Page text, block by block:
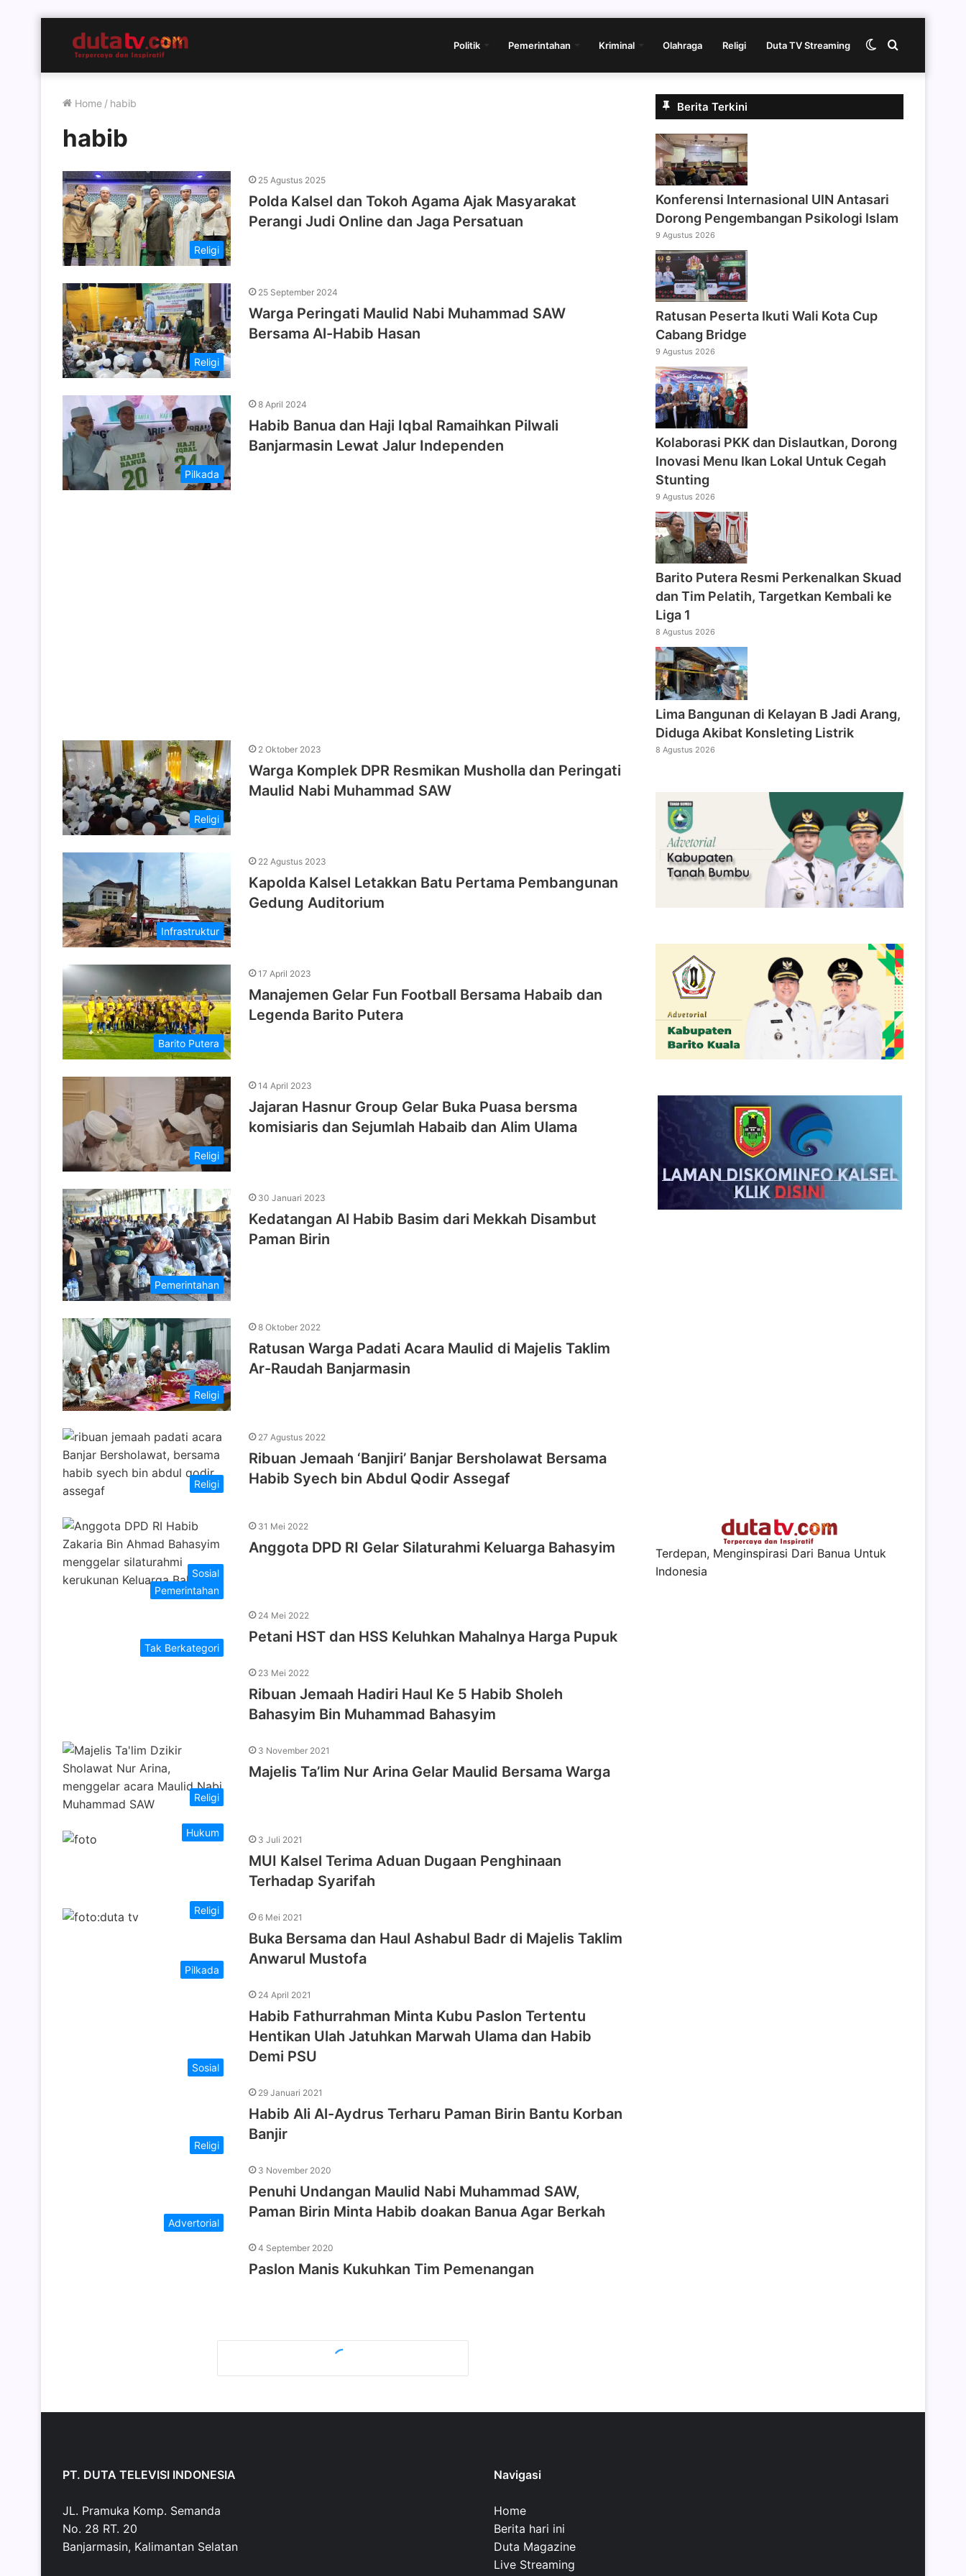
Politik Pemerintahan Kriminal Olahraga Religi Duta TV Streaming Cari
Switch
Home / habib
habib
Religi
25 Agustus 2025
Polda Kalsel dan Tokoh Agama Ajak Masyarakat
Perangi Judi Online dan Jaga Persatuan
Religi
25 September 2024
Warga Peringati Maulid Nabi Muhammad SAW
Bersama Al-Habib Hasan
Pilkada
8 April 2024
Habib Banua dan Haji Iqbal Ramaihkan Pilwali
Banjarmasin Lewat Jalur Independen
Religi
2 Oktober 2023
Warga Komplek DPR Resmikan Musholla dan Peringati
Maulid Nabi Muhammad SAW
Infrastruktur
22 Agustus 2023
Kapolda Kalsel Letakkan Batu Pertama Pembangunan
Gedung Auditorium
Barito Putera
17 April 2023
Manajemen Gelar Fun Football Bersama Habaib dan
Legenda Barito Putera
Religi
14 April 2023
Jajaran Hasnur Group Gelar Buka Puasa bersma
komisiaris dan Sejumlah Habaib dan Alim Ulama
Pemerintahan
30 Januari 2023
Kedatangan Al Habib Basim dari Mekkah Disambut
Paman Birin
Religi
8 Oktober 2022
Ratusan Warga Padati Acara Maulid di Majelis Taklim
Ar-Raudah Banjarmasin
Religi
27 Agustus 2022
Ribuan Jemaah ‘Banjiri’ Banjar Bersholawat Bersama
Habib Syech bin Abdul Qodir Assegaf
Sosial
31 Mei 2022
Anggota DPD RI Gelar Silaturahmi Keluarga Bahasyim
Pemerintahan
24 Mei 2022
Petani HST dan HSS Keluhkan Mahalnya Harga Pupuk
Tak Berkategori
23 Mei 2022
Ribuan Jemaah Hadiri Haul Ke 5 Habib Sholeh
Bahasyim Bin Muhammad Bahasyim
Religi
3 November 2021
Majelis Ta’lim Nur Arina Gelar Maulid Bersama Warga
Hukum
3 Juli 2021
MUI Kalsel Terima Aduan Dugaan Penghinaan
Terhadap Syarifah
Religi
6 Mei 2021
Buka Bersama dan Haul Ashabul Badr di Majelis Taklim
Anwarul Mustofa
Pilkada
24 April 2021
Habib Fathurrahman Minta Kubu Paslon Tertentu
Hentikan Ulah Jatuhkan Marwah Ulama dan Habib
Demi PSU
Sosial
29 Januari 2021
Habib Ali Al-Aydrus Terharu Paman Birin Bantu Korban
Banjir
Religi
3 November 2020
Penuhi Undangan Maulid Nabi Muhammad SAW,
Paman Birin Minta Habib doakan Banua Agar Berkah
Advertorial
4 September 2020
Paslon Manis Kukuhkan Tim Pemenangan
Berita Terkini
Konferensi Internasional UIN Antasari
Dorong Pengembangan Psikologi Islam
9 Agustus 2026
Ratusan Peserta Ikuti Wali Kota Cup
Cabang Bridge
9 Agustus 2026
Kolaborasi PKK dan Dislautkan, Dorong
Inovasi Menu Ikan Lokal Untuk Cegah
Stunting
9 Agustus 2026
Barito Putera Resmi Perkenalkan Skuad
dan Tim Pelatih, Targetkan Kembali ke
Liga 1
8 Agustus 2026
Lima Bangunan di Kelayan B Jadi Arang,
Diduga Akibat Konsleting Listrik
8 Agustus 2026
Terdepan, Menginspirasi Dari Banua Untuk
Indonesia
PT. DUTA TELEVISI INDONESIA
JL. Pramuka Komp. Semanda
No. 28 RT. 20
Banjarmasin, Kalimantan Selatan
Navigasi
Home
Berita hari ini
Duta Magazine
Live Streaming